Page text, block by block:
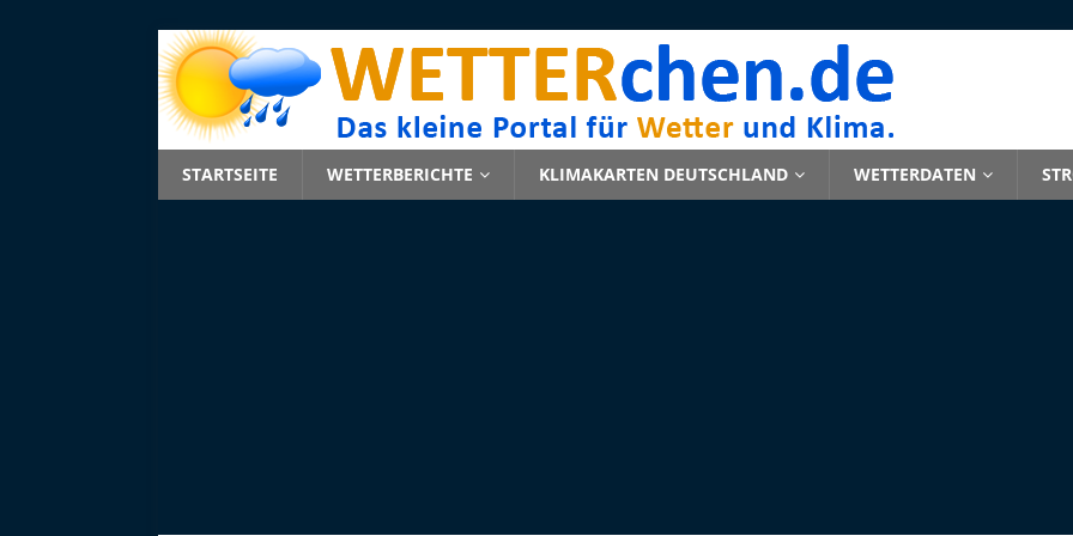
STARTSEITE WETTERBERICHTE KLIMAKARTEN DEUTSCHLAND WETTERDATEN